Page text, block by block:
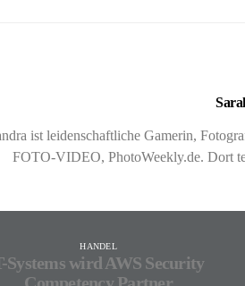
ist leidenschaftliche Gamerin,
FOTO-VIDEO, PhotoWeekly.de. Dort
HANDEL
Systems wird AWS Security